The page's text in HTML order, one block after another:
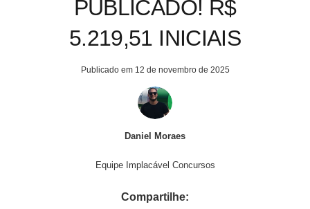
PUBLICADO! R$
5.219,51 INICIAIS
Publicado em 12 de novembro de 2025
Daniel Moraes
Equipe Implacável Concursos
Compartilhe: